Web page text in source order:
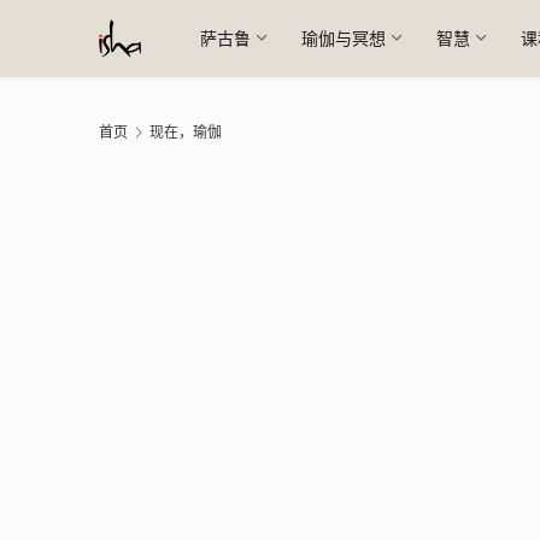
萨古鲁 瑜伽与冥想 智慧
首页 现在，瑜伽